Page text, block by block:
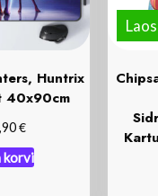
Huntrix
40x90cm
€
korvi
Laos